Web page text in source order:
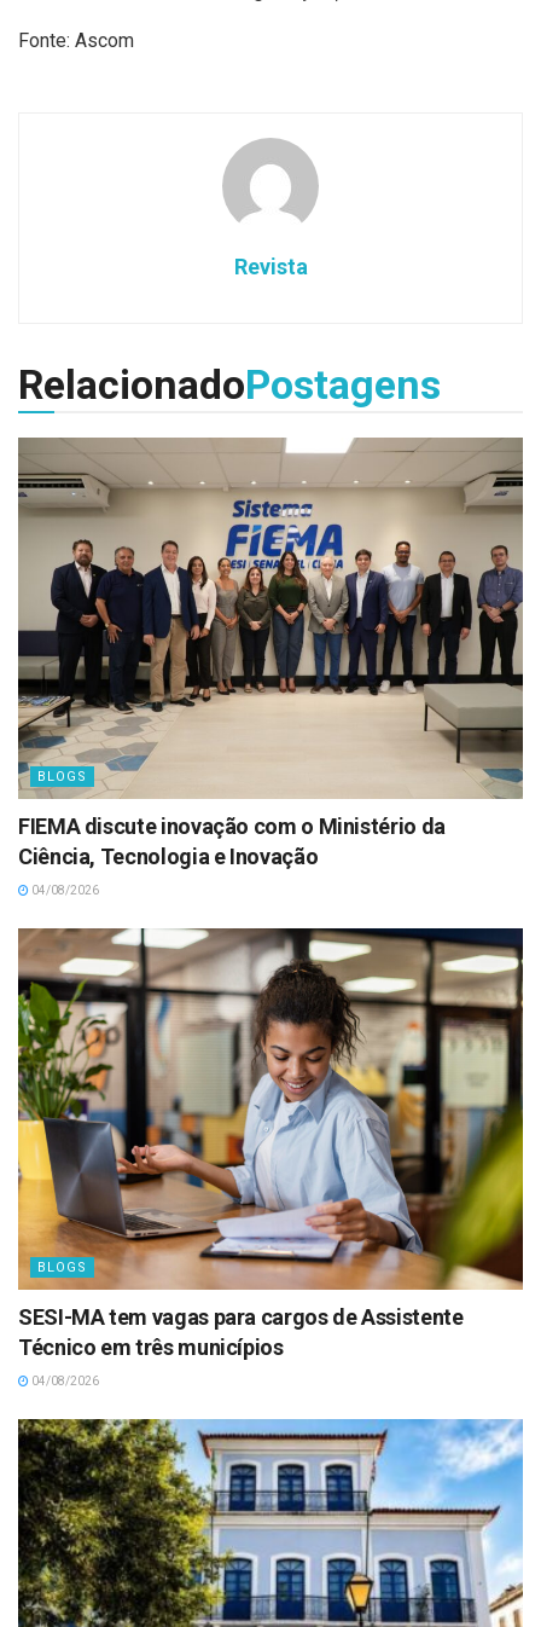
Fonte: Ascom
Revista
RelacionadoPostagens
BLOGS
FIEMA discute inovação com o Ministério da
Ciência, Tecnologia e Inovação
04/08/2026
BLOGS
SESI-MA tem vagas para cargos de Assistente
Técnico em três municípios
04/08/2026